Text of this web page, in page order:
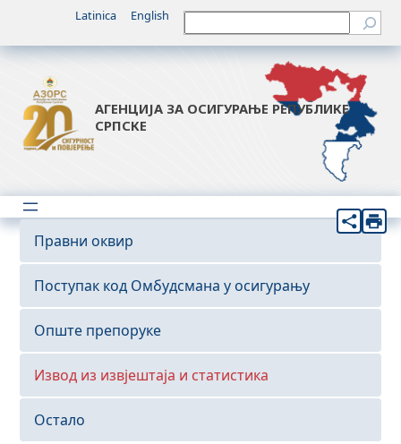
Latinica English Претрага
АГЕНЦИЈА ЗА ОСИГУРАЊЕ РЕПУБЛИКЕ
СРПСКЕ
Правни оквир
Поступак код Омбудсмана у осигурању
Опште препоруке
Извод из извјештаја и статистика
Остало